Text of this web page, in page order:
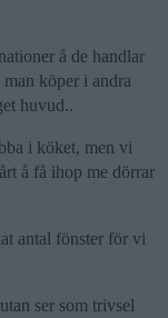
å de handlar
köper i andra
huvud..
i köket, men vi
å få ihop me dörrar
antal fönster för vi
ser som trivsel